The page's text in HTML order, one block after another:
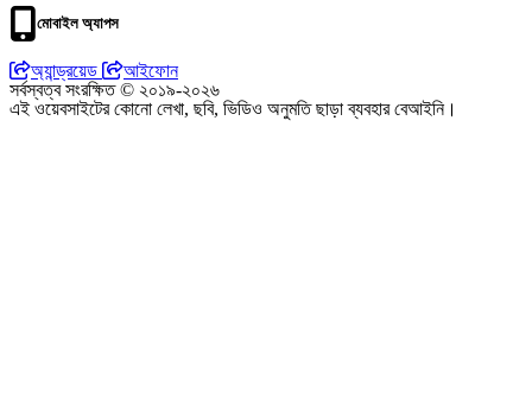
মোবাইল অ্যাপস
অ্যান্ড্রয়েড
আইফোন
সর্বস্বত্ব সংরক্ষিত © ২০১৯-২০২৬
এই ওয়েবসাইটের কোনো লেখা, ছবি, ভিডিও অনুমতি ছাড়া ব্যবহার বেআইনি।